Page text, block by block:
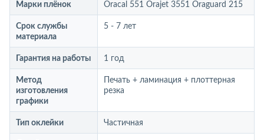
Марки плёнок Oracal 551 Orajet 3551 Oraguard 215
Срок службы
материала
5 - 7 лет
Гарантия на работы 1 год
Метод
изготовления
графики
Печать + ламинация + плоттерная
резка
Тип оклейки Частичная